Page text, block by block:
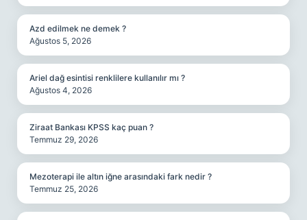
Azd edilmek ne demek ?
Ağustos 5, 2026
Ariel dağ esintisi renklilere kullanılır mı ?
Ağustos 4, 2026
Ziraat Bankası KPSS kaç puan ?
Temmuz 29, 2026
Mezoterapi ile altın iğne arasındaki fark nedir ?
Temmuz 25, 2026